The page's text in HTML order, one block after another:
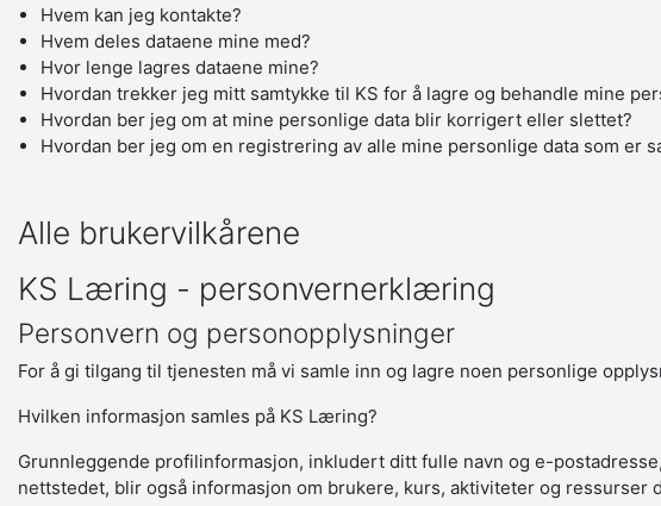
Hvem kan jeg kontakte?
Hvem deles dataene mine med?
Hvor lenge lagres dataene mine?
Hvordan trekker jeg mitt samtykke til KS for å lagre og behandle mine
Hvordan ber jeg om at mine personlige data blir korrigert eller slettet?
Hvordan ber jeg om en registrering av alle mine personlige data som er
Alle brukervilkårene
KS Læring - personvernerklæring
Personvern og personopplysninger
For å gi tilgang til tjenesten må vi samle inn og lagre noen personlige
Hvilken informasjon samles på KS Læring?
Grunnleggende profilinformasjon, inkludert ditt fulle navn og e-
nettstedet, blir også informasjon om brukere, kurs, aktiviteter og